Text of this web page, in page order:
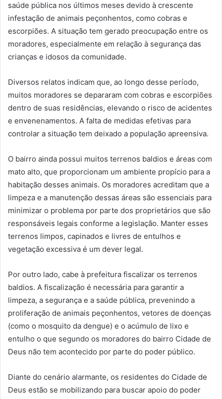
saúde pública nos últimos meses devido à crescente
infestação de animais peçonhentos, como cobras e
escorpiões. A situação tem gerado preocupação entre os
moradores, especialmente em relação à segurança das
crianças e idosos da comunidade.
Diversos relatos indicam que, ao longo desse período,
muitos moradores se depararam com cobras e escorpiões
dentro de suas residências, elevando o risco de acidentes
e envenenamentos. A falta de medidas efetivas para
controlar a situação tem deixado a população apreensiva.
O bairro ainda possui muitos terrenos baldios e áreas com
mato alto, que proporcionam um ambiente propício para a
habitação desses animais. Os moradores acreditam que a
limpeza e a manutenção dessas áreas são essenciais para
minimizar o problema por parte dos proprietários que são
responsáveis legais conforme a legislação. Manter esses
terrenos limpos, capinados e livres de entulhos e
vegetação excessiva é um dever legal.
Por outro lado, cabe à prefeitura fiscalizar os terrenos
baldios. A fiscalização é necessária para garantir a
limpeza, a segurança e a saúde pública, prevenindo a
proliferação de animais peçonhentos, vetores de doenças
(como o mosquito da dengue) e o acúmulo de lixo e
entulho o que segundo os moradores do bairro Cidade de
Deus não tem acontecido por parte do poder público.
Diante do cenário alarmante, os residentes do Cidade de
Deus estão se mobilizando para buscar apoio do poder